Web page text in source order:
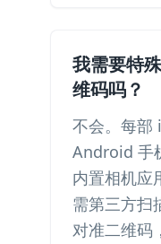
我需要特
维码吗？
不会。每部
Android 手
内置相机应
需第三方扫
对准二维码